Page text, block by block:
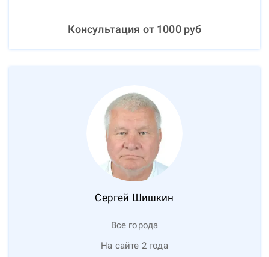
Консультация от 1000руб
Сергей Шишкин
Все города
На сайте 2 года